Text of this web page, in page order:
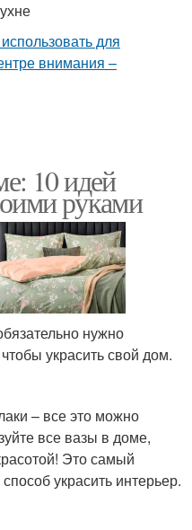
10 идей
руками
нужно
украсить свой дом.
– все это можно
все вазы в доме,
Это самый
украсить интерьер.